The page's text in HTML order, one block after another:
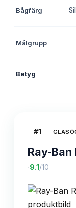
Bågfärg
Målgrupp
Betyg
#1
Ray-Ban
·9.1 /10